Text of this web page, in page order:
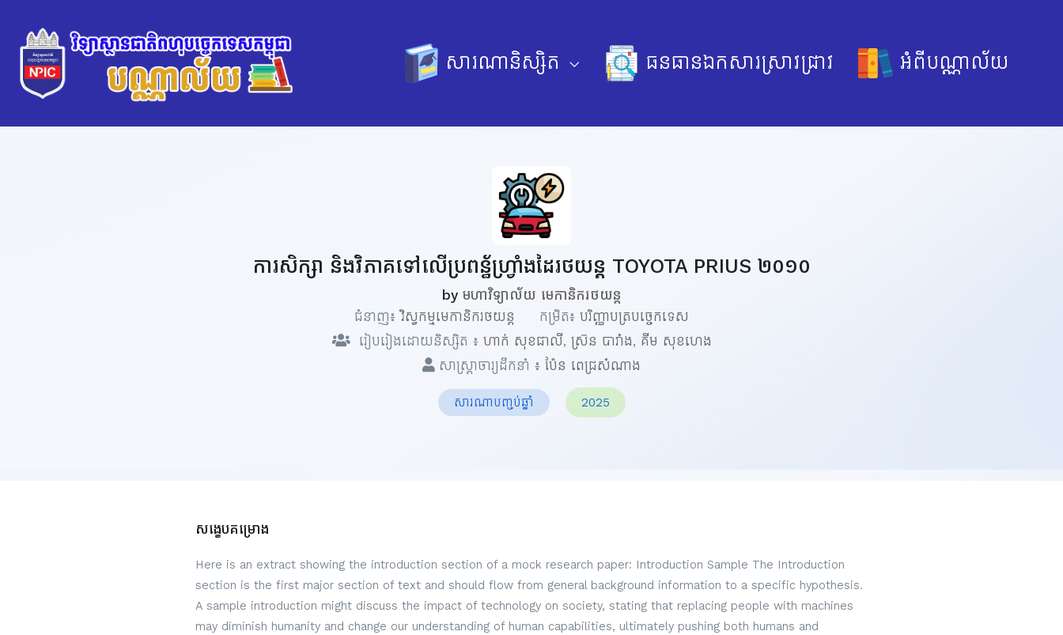
សារណានិស្សិត ធនធានឯកសារស្រាវជ្រាវ អំពីបណ្ណាល័យ
ការសិក្សា និងវិភាគទៅលើប្រពន្ធ័ហ្វ្រាំងដៃរថយន្ត TOYOTA PRIUS ២០១០
by មហាវិទ្យាល័យ មេកានិករថយន្ត
ជំនាញ៖វិស្វកម្មមេកានិករថយន្ត កម្រិត៖ បរិញ្ញាបត្របច្ចេកទេស
រៀបរៀងដោយនិស្សិត ៖ ហាក់ សុខជាលី, ស្រ៊ន បារាំង, គីម សុខហេង
សាស្ត្រាចារ្យដឹកនាំ ៖ ប៉ែន ពេជ្រសំណាង
សារណាបញ្ចប់ឆ្នាំ 2025
សង្ខេបគម្រោង
Here is an extract showing the introduction section of a mock research paper: Introduction Sample The Introduction
section is the first major section of text and should flow from general background information to a specific hypothesis.
A sample introduction might discuss the impact of technology on society, stating that replacing people with machines
may diminish humanity and change our understanding of human capabilities, ultimately pushing both humans and